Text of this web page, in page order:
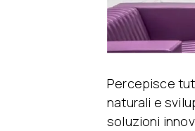
Percepisce
naturali e
soluzioni